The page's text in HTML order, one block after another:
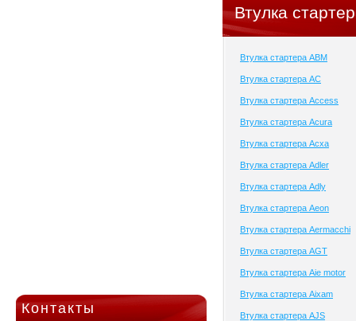
Контакты
Втулка
Втулка стартера ABM
Втулка стартера AC
Втулка стартера Access
Втулка стартера Acura
Втулка стартера Acxa
Втулка стартера Adler
Втулка стартера Adly
Втулка стартера Aeon
Втулка стартера Aermacchi
Втулка стартера AGT
Втулка стартера Aie motor
Втулка стартера Aixam
Втулка стартера AJS